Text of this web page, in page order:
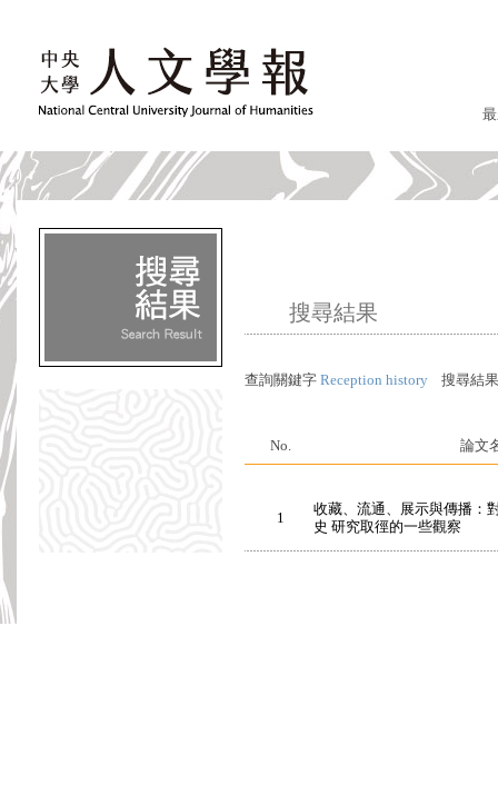
搜尋結果
查詢關鍵字 Reception history 搜尋結
No. 論文
1
收藏、流通、展示與傳播：
史 研究取徑的一些觀察